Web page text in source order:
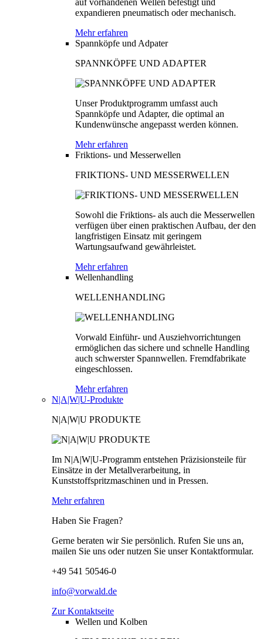
auf vorhandenen Wellen befestigt und
expandieren pneumatisch oder mechanisch.
Mehr erfahren
Spannköpfe und Adpater
SPANNKÖPFE UND ADAPTER
Unser Produktprogramm umfasst auch
Spannköpfe und Adapter, die optimal an
Kundenwünsche angepasst werden können.
Mehr erfahren
Friktions- und Messerwellen
FRIKTIONS- UND MESSERWELLEN
Sowohl die Friktions- als auch die Messerwellen
verfügen über einen praktischen Aufbau, der den
langfristigen Einsatz mit geringem
Wartungsaufwand gewährleistet.
Mehr erfahren
Wellenhandling
WELLENHANDLING
Vorwald Einführ- und Ausziehvorrichtungen
ermöglichen das sichere und schnelle Handling
auch schwerster Spannwellen. Fremdfabrikate
eingeschlossen.
Mehr erfahren
N|A|W|U-Produkte
N|A|W|U PRODUKTE
Im N|A|W|U-Programm entstehen Präzisionsteile für
Einsätze in der Metallverarbeitung, in
Kunststoffspritzmaschinen und in Pressen.
Mehr erfahren
Haben Sie Fragen?
Gerne beraten wir Sie persönlich. Rufen Sie uns an,
mailen Sie uns oder nutzen Sie unser Kontaktformular.
+49 541 50546-0
info@vorwald.de
Zur Kontaktseite
Wellen und Kolben